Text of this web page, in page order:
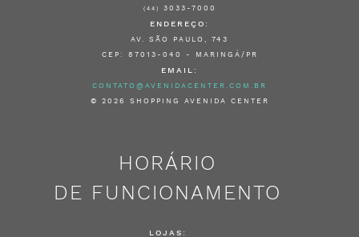
(44) 3033-7000
ENDEREÇO:
AV. SÃO PAULO, 743
CEP: 87013-040 - MARINGÁ/PR
EMAIL:
CONTATO@AVENIDACENTER.COM.BR
© 2026 SHOPPING AVENIDA CENTER
HORÁRIO
DE FUNCIONAMENTO
LOJAS: